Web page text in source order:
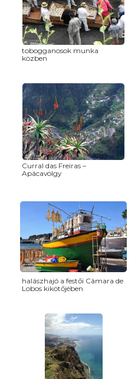
tobogganosok munka
közben
Curral das Freiras –
Apácavölgy
halászhajó a festői Câmara de
Lobos kikötőjében